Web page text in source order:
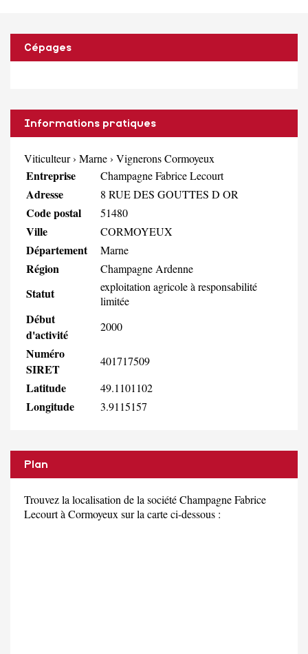
Cépages
Informations pratiques
Viticulteur› Marne› Vignerons Cormoyeux
Entreprise Champagne Fabrice Lecourt
Adresse 8 RUE DES GOUTTES D OR
Code postal 51480
Ville CORMOYEUX
Département Marne
Région Champagne Ardenne
Statut
exploitation agricole à responsabilité
limitée
Début
d'activité
2000
Numéro
SIRET
401717509
Latitude 49.1101102
Longitude 3.9115157
Plan
Trouvez la localisation de la société Champagne Fabrice
Lecourt à Cormoyeux sur la carte ci-dessous :